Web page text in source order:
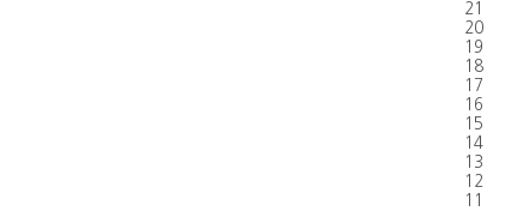
21
20
19
18
17
16
15
14
13
12
11